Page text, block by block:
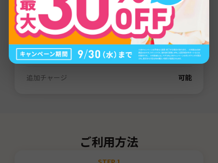
有効期間 7日間/15日間/31日間 60日間
電話番号（SMS） なし
デザリング 可能
追加チャージ 可能
ご利用方法